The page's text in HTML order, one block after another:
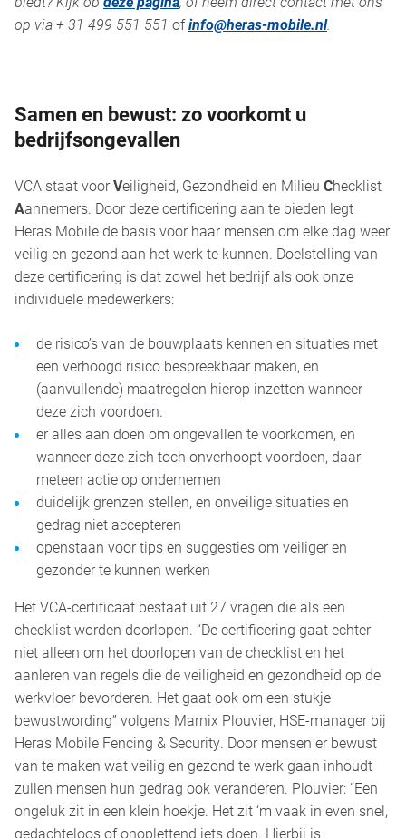
op via+ 31 499 551 551 ofinfo@heras-mobile.nl.
Samen en bewust: zo voorkomt u
bedrijfsongevallen
VCA staat voorVeiligheid, Gezondheid en Milieu Checklist
Aannemers. Door deze certificering aan te bieden legt
Heras Mobile de basis voor haar mensen om elke dag weer
veilig en gezond aan het werk te kunnen. Doelstelling van
deze certificering is dat zowel het bedrijf als ook onze
individuele medewerkers:
de risico’s van de bouwplaats kennen en situaties met
een verhoogd risico bespreekbaar maken, en
(aanvullende) maatregelen hierop inzetten wanneer
deze zich voordoen.
er alles aan doen om ongevallen te voorkomen, en
wanneer deze zich toch onverhoopt voordoen, daar
meteen actie op ondernemen
duidelijk grenzen stellen, en onveilige situaties en
gedrag niet accepteren
openstaan voor tips en suggesties om veiliger en
gezonder te kunnen werken
Het VCA-certificaat bestaat uit 27 vragen die als een
checklist worden doorlopen. “De certificering gaat echter
niet alleen om het doorlopen van de checklist en het
aanleren van regels die de veiligheid en gezondheid op de
werkvloer bevorderen. Het gaat ook om een stukje
bewustwording” volgens Marnix Plouvier, HSE-manager bij
Heras Mobile Fencing & Security. Door mensen er bewust
van te maken wat veilig en gezond te werk gaan inhoudt
zullen mensen hun gedrag ook veranderen. Plouvier: “Een
ongeluk zit in een klein hoekje. Het zit ‘m vaak in even snel,
gedachteloos of onoplettend iets doen. Hierbij is